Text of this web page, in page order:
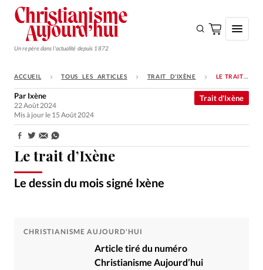
Un repère dans l'actualité depuis 1872
S'ABONNER
Monde
Opinions
Tous les articles
Édition: Internationale
ACCUEIL TOUS LES ARTICLES TRAIT D'IXÈNE LE TRAIT D’IXÈNE
Le trait d’Ixène
Le dessin du mois signé Ixène
Trait d'Ixène
Par Ixène
22 Août 2024
Mis à jour le 15 Août 2024
Partager:
CHRISTIANISME AUJOURD'HUI
Article tiré du numéro
Christianisme Aujourd’hui